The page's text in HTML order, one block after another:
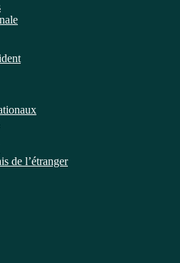
de l’étranger